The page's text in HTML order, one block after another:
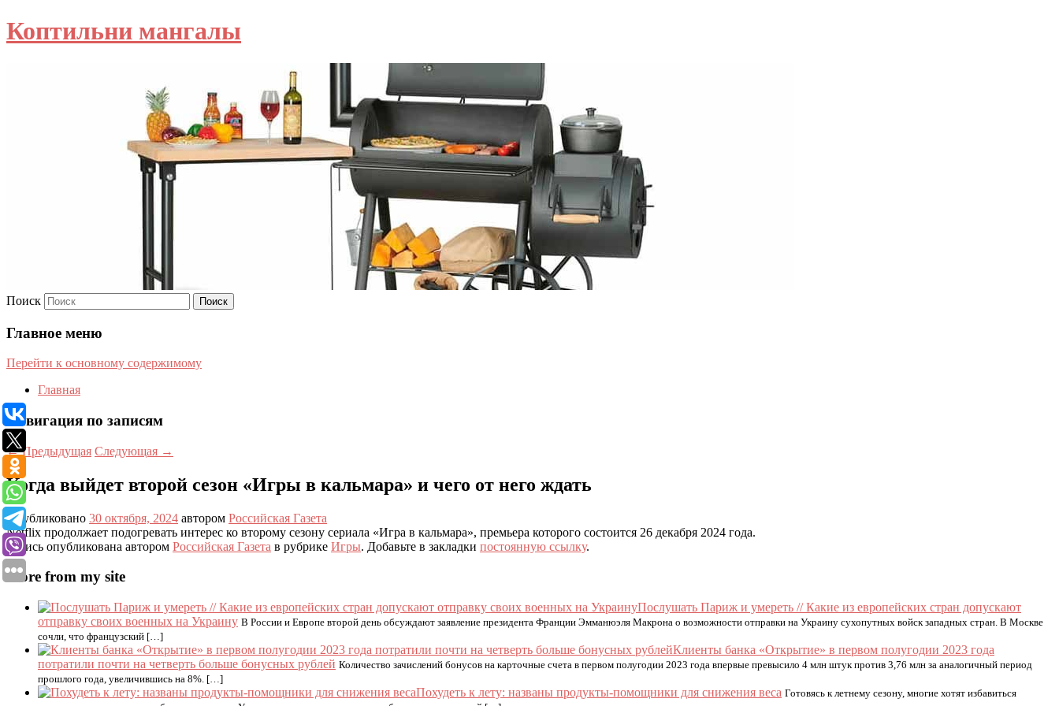
Коптильни мангалы
Поиск
Главное меню
Перейти к основному содержимому
Главная
Навигация по записям
←Предыдущая Следующая →
Когда выйдет второй сезон «Игры в кальмара» и чего от него ждать
Опубликовано 30 октября, 2024 автором Российская Газета
Netflix продолжает подогревать интерес ко второму сезону сериала «Игра в кальмара», премьера которого состоится 26 декабря 2024 года.
Запись опубликована автором Российская Газета в рубрике Игры. Добавьте в закладки постоянную ссылку.
More from my site
Послушать Париж и умереть // Какие из европейских стран допускают
отправку своих военных на Украину В России и Европе второй день обсуждают заявление президента Франции Эмманюэля Макрона о возможности отправки на Украину сухопутных войск западных стран. В Москве
сочли, что французский […]
Клиенты банка «Открытие» в первом полугодии 2023 года
потратили почти на четверть больше бонусных рублей Количество зачислений бонусов на карточные счета в первом полугодии 2023 года впервые превысило 4 млн штук против 3,76 млн за аналогичный период
прошлого года, увеличившись на 8%. […]
Похудеть к лету: названы продукты-помощники для снижения веса Готовясь к летнему сезону, многие хотят избавиться